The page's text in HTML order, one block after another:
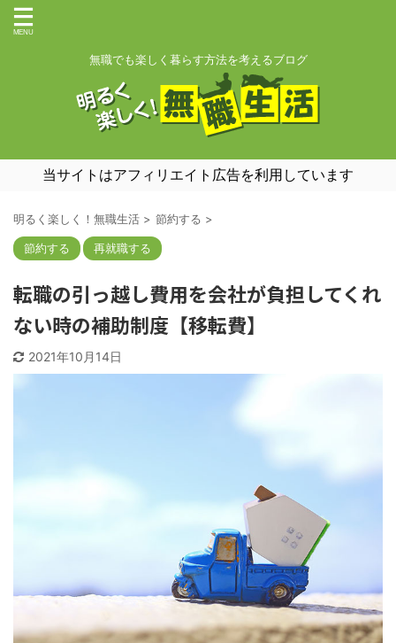
無職でも楽しく暮らす方法を考えるブログ
当サイトはアフィリエイト広告を利用しています
明るく楽しく！無職生活 > 節約する >
節約する 再就職する
転職の引っ越し費用を会社が負担してくれ
ない時の補助制度【移転費】
2021年10月14日